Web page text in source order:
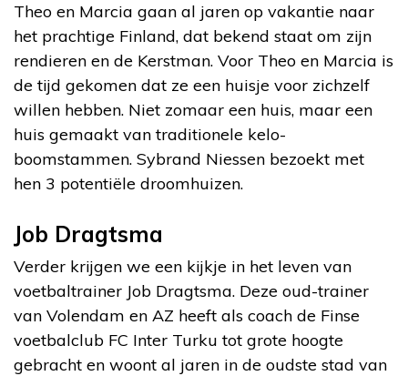
Theo en Marcia gaan al jaren op vakantie naar
het prachtige Finland, dat bekend staat om zijn
rendieren en de Kerstman. Voor Theo en Marcia is
de tijd gekomen dat ze een huisje voor zichzelf
willen hebben. Niet zomaar een huis, maar een
huis gemaakt van traditionele kelo-
boomstammen. Sybrand Niessen bezoekt met
hen 3 potentiële droomhuizen.
Job Dragtsma
Verder krijgen we een kijkje in het leven van
voetbaltrainer Job Dragtsma. Deze oud-trainer
van Volendam en AZ heeft als coach de Finse
voetbalclub FC Inter Turku tot grote hoogte
gebracht en woont al jaren in de oudste stad van